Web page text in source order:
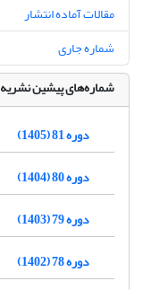
مقالات آماده انتشار
شماره جاری
شماره‌های پیشین نشریه
دوره 81 (1405)
دوره 80 (1404)
دوره 79 (1403)
دوره 78 (1402)